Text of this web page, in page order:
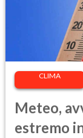
CLIMA
Meteo,
estremo